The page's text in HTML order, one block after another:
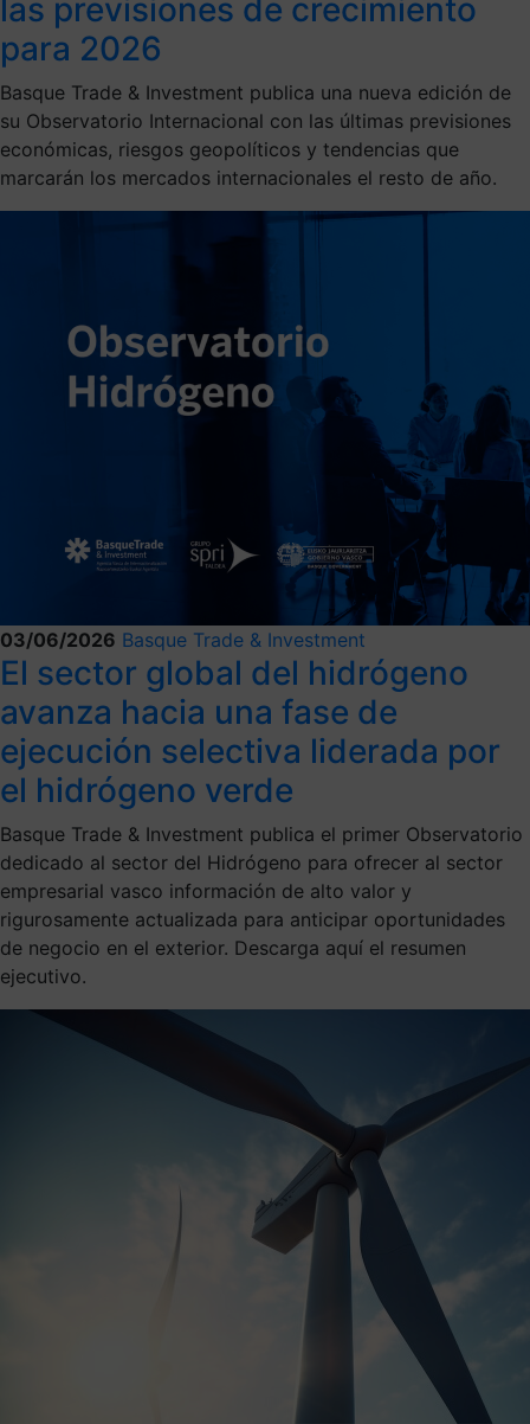
las previsiones de crecimiento
para 2026
Basque Trade & Investment publica una nueva edición de
su Observatorio Internacional con las últimas previsiones
económicas, riesgos geopolíticos y tendencias que
marcarán los mercados internacionales el resto de año.
03/06/2026 Basque Trade & Investment
El sector global del hidrógeno
avanza hacia una fase de
ejecución selectiva liderada por
el hidrógeno verde
Basque Trade & Investment publica el primer Observatorio
dedicado al sector del Hidrógeno para ofrecer al sector
empresarial vasco información de alto valor y
rigurosamente actualizada para anticipar oportunidades
de negocio en el exterior. Descarga aquí el resumen
ejecutivo.